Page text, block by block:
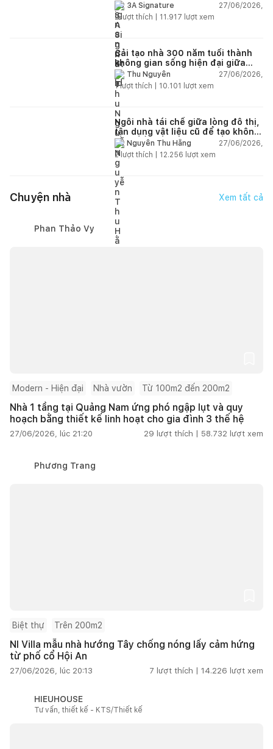
3A Signature
27/06/2026,
2lượt thích | 11.917 lượt xem
Cải tạo nhà 300 năm tuổi thành
không gian sống hiện đại giữa
thiên nhiên
Thu Nguyễn
27/06/2026,
1lượt thích | 10.101 lượt xem
Ngôi nhà tái chế giữa lòng đô thị,
tận dụng vật liệu cũ để tạo không
gian sống linh hoạt
Nguyễn Thu Hằng
27/06/2026,
2lượt thích | 12.256 lượt xem
Chuyện nhà Xem tất cả
Phan Thảo Vy
Modern - Hiện đại Nhà vườn Từ 100m2 đến 200m2
Nhà 1 tầng tại Quảng Nam ứng phó ngập lụt và quy
hoạch bằng thiết kế linh hoạt cho gia đình 3 thế hệ
27/06/2026, lúc 21:20 29 lượt thích | 58.732 lượt xem
Phương Trang
Biệt thự Trên 200m2
NI Villa mẫu nhà hướng Tây chống nóng lấy cảm hứng
từ phố cổ Hội An
27/06/2026, lúc 20:13 7 lượt thích | 14.226 lượt xem
HIEUHOUSE
Tư vấn, thiết kế - KTS/Thiết kế